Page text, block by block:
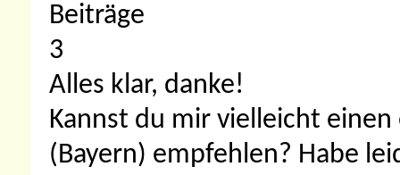
Beiträge
3
Alles klar, danke!
Kannst du mir vielleicht
(Bayern) empfehlen? Habe